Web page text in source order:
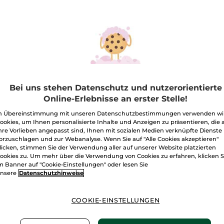
Monoi
Flakon 390 ml
(2663)
/ 1l
9,99€
Pflegecreme mit
Kamille für Gesicht &
Körper
Tiegel 125 ml
(966)
79,20€ / 1l
9,90€
IN DEN
Kälte-
Beine
Flakon
94,50€ /
Bei uns stehen Datenschutz und nutzerorientierte
Online-Erlebnisse an erster Stelle!
Übereinstimmung mit unseren Datenschutzbestimmungen verwenden
um Ihnen personalisierte Inhalte und Anzeigen zu präsentieren, die
Vorlieben angepasst sind, Ihnen mit sozialen Medien verknüpfte Dienste
und zur Webanalyse. Wenn Sie auf "Alle Cookies akzeptieren"
stimmen Sie der Verwendung aller auf unserer Website platzierten
zu. Um mehr über die Verwendung von Cookies zu erfahren, klicken
Banner auf "Cookie-Einstellungen" oder lesen Sie
Datenschutzhinweise
COOKIE-EINSTELLUNGEN